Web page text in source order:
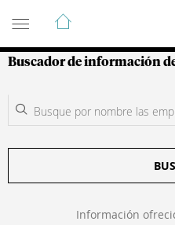
Guía de Empresas
Buscador de información
Información